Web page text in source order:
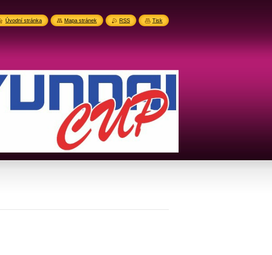
Úvodní stránka Mapa stránek RSS Tisk